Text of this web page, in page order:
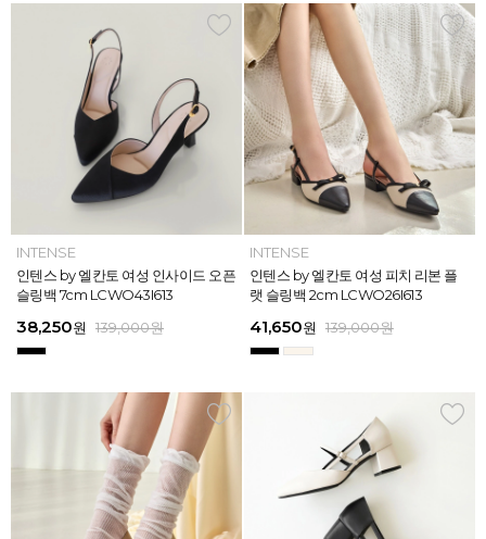
INTENSE
인텐스 by 엘칸토 여성 위빙 스트랩
플랫 샌들 2.5cm LCWW05I626
45,900원 159,000원
MAZZ
마쯔 by 엘칸토 여성 와이드 위빙 크
로스 컴포트 뮬 3.5cm LCWW62M6
45,900원 159,000원
INTENSE
인텐스 by 엘칸토 여성 인사이드 오픈
슬링백 7cm LCWO43I613
38,250원 139,000원
INTENSE
인텐스 by 엘칸토 여성 피치 리본 플
랫 슬링백 2cm LCWO26I613
41,650원 139,000원
MAZZ
마쯔 by 엘칸토 여성 미니버클 캐주얼
로퍼 2.5cm LCWC02M613
28,720원 159,000원
INTENSE
인텐스 by 엘칸토 여성 피치 리본 더
블 스트랩 메리제인 2cm LCWD97I6
45,900원 159,000원
MAZZ
마쯔 by 엘칸토 여성 슈레이스 포인트
고프코어 스니커즈 3cm LCWS03M
31,920원 169,000원
MAZZ
마쯔 by 엘칸토 여성 별자수 어글리
스니커즈 3.5cm LCWS04M613
39,900원 169,000원
INTENSE
인텐스 by 엘칸토 여성 위빙 스트랩
플랫 샌들 2.5cm LCWW05I626
45,900원 159,000원
MAZZ
마쯔 by 엘칸토 여성 와이드 위빙 크
로스 컴포트 뮬 3.5cm LCWW62M6
45,900원 159,000원
INTENSE
인텐스 by 엘칸토 여성 인사이드 오픈
슬링백 7cm LCWO43I613
38,250원 139,000원
INTENSE
인텐스 by 엘칸토 여성 피치 리본 플
랫 슬링백 2cm LCWO26I613
41,650원 139,000원